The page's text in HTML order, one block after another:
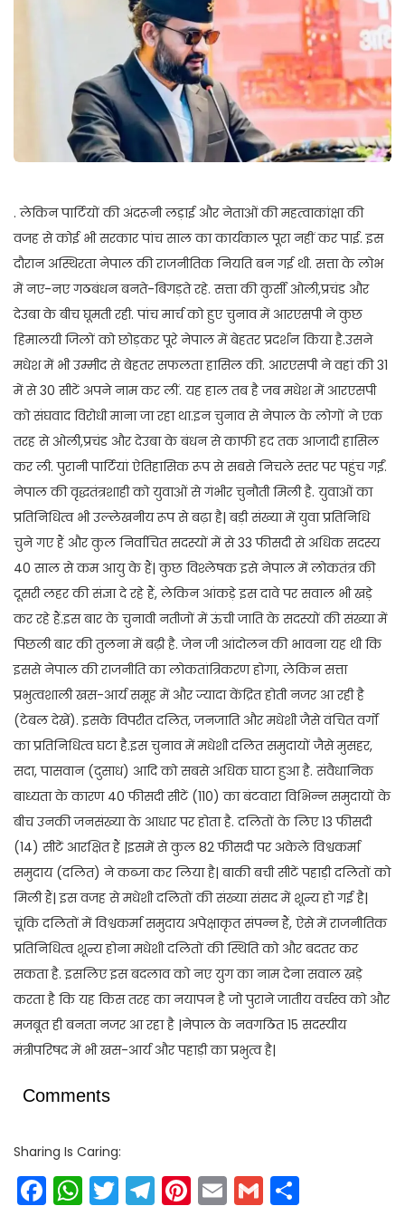
. लेकिन पार्टियों की अंदरूनी लड़ाई और नेताओं की महत्वाकांक्षा की
वजह से कोई भी सरकार पांच साल का कार्यकाल पूरा नहीं कर पाई. इस
दौरान अस्थिरता नेपाल की राजनीतिक नियति बन गई थी. सत्ता के लोभ
में नए-नए गठबंधन बनते-बिगड़ते रहे. सत्ता की कुर्सी ओली,प्रचंड और
देउबा के बीच घूमती रही. पांच मार्च को हुए चुनाव में आरएसपी ने कुछ
हिमालयी जिलों को छोड़कर पूरे नेपाल में बेहतर प्रदर्शन किया है.उसने
मधेश में भी उम्मीद से बेहतर सफलता हासिल की. आरएसपी ने वहां की 31
में से 30 सीटें अपने नाम कर लीं. यह हाल तब है जब मधेश में आरएसपी
को संघवाद विरोधी माना जा रहा था.इन चुनाव से नेपाल के लोगों ने एक
तरह से ओली,प्रचंड और देउबा के बंधन से काफी हद तक आजादी हासिल
कर ली. पुरानी पार्टियां ऐतिहासिक रूप से सबसे निचले स्तर पर पहुंच गईं.
नेपाल की वृद्धतंत्रशाही को युवाओं से गंभीर चुनौती मिली है. युवाओं का
प्रतिनिधित्व भी उल्लेखनीय रूप से बढ़ा है| बड़ी संख्या में युवा प्रतिनिधि
चुने गए हैं और कुल निर्वाचित सदस्यों में से 33 फीसदी से अधिक सदस्य
40 साल से कम आयु के हैं| कुछ विश्लेषक इसे नेपाल में लोकतंत्र की
दूसरी लहर की संज्ञा दे रहे हैं, लेकिन आंकड़े इस दावे पर सवाल भी खड़े
कर रहे हैं.इस बार के चुनावी नतीजों में ऊंची जाति के सदस्यों की संख्या में
पिछली बार की तुलना में बढ़ी है. जेन जी आंदोलन की भावना यह थी कि
इससे नेपाल की राजनीति का लोकतांत्रिकरण होगा, लेकिन सत्ता
प्रभुत्वशाली खस-आर्य समूह में और ज्यादा केंद्रित होती नजर आ रही है
(टेबल देखें). इसके विपरीत दलित, जनजाति और मधेशी जैसे वंचित वर्गों
का प्रतिनिधित्व घटा है.इस चुनाव में मधेशी दलित समुदायों जैसे मुसहर,
सदा, पासवान (दुसाध) आदि को सबसे अधिक घाटा हुआ है. संवैधानिक
बाध्यता के कारण 40 फीसदी सीटें (110) का बंटवारा विभिन्न समुदायों के
बीच उनकी जनसंख्या के आधार पर होता है. दलितों के लिए 13 फीसदी
(14) सीटें आरक्षित हैं |इसमें से कुल 82 फीसदी पर अकेले विश्वकर्मा
समुदाय (दलित) ने कब्जा कर लिया है| बाकी बची सीटें पहाड़ी दलितों को
मिली हैं| इस वजह से मधेशी दलितों की संख्या संसद में शून्य हो गई है|
चूंकि दलितों में विश्वकर्मा समुदाय अपेक्षाकृत संपन्न हैं, ऐसे में राजनीतिक
प्रतिनिधित्व शून्य होना मधेशी दलितों की स्थिति को और बदतर कर
सकता है. इसलिए इस बदलाव को नए युग का नाम देना सवाल खड़े
करता है कि यह किस तरह का नयापन है जो पुराने जातीय वर्चस्व को और
मजबूत ही बनता नजर आ रहा है |नेपाल के नवगठित 15 सदस्यीय
मंत्रीपरिषद में भी खस-आर्य और पहाड़ी का प्रभुत्व है|
Comments
Sharing Is Caring:
Facebook
WhatsApp
Twitter
Telegram
Pinterest
EmailGmail